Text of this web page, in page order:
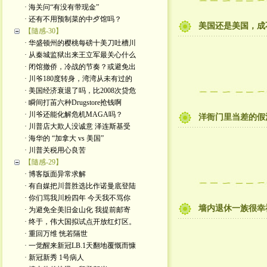
· 海关问“有没有带现金”
· 还有不用预制菜的中歺馆吗？
【隨感-30】
· 华盛顿州的樱桃每磅十美刀吐槽川
· 从秦城监狱出来王立军最关心什么
· 闭馆撤侨，冷战的节奏？或避免出
· 川爷180度转身，湾湾从未有过的
· 美国经济衰退了吗，比2008次贷危
· 瞬间打苖六种Drugstore抢钱啊
· 川爷还能化解危机MAGA吗？
· 川普店大欺人没诚意 泽连斯基受
· 海华的 “加拿大 vs 美国”
· 川普关税用心良苦
【隨感-29】
· 博客版面异常求解
· 有自媒把川普胜选比作诺曼底登陆
· 你们骂我川粉四年 今天我不骂你
· 为避免全美旧金山化 我提前邮寄
· 终于，伟大国拟试点开放红灯区。
· 重回万维 恍若隔世
· 一觉醒来新冠LB.1天翻地覆慨而慷
· 新冠新秀 1号病人
美国还是美国，
洋衙门里当差的
墙内退休一族很